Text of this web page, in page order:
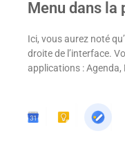
Menu dans la
Ici, vous aurez noté
droite de l’interface.
applications : Agenda,